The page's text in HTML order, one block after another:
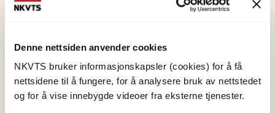
Denne nettsiden anvender cookies
NKVTS bruker informasjonskapsler (cookies) for å få
nettsidene til å fungere, for å analysere bruk av nettstedet
og for å vise innebygde videoer fra eksterne tjenester.
landsdekkende struktur.
Foredrag på
Drammen.
Publisert:4. juni 2024
Sist redigert:1. juni 2026